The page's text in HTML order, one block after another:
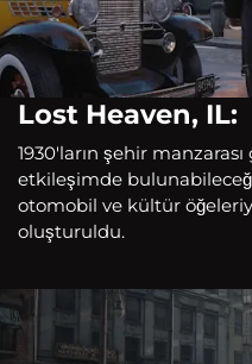
Lost Heaven, IL:
1930'ların şehir
etkileşimde
otomobil ve kültür
oluşturuldu.